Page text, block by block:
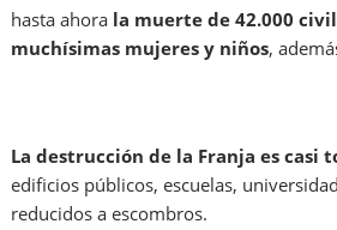
hasta ahora la muerte de 42.000
muchísimas mujeres y niños,
La destrucción de la Franja es casi
edificios públicos, escuelas,
reducidos a escombros.